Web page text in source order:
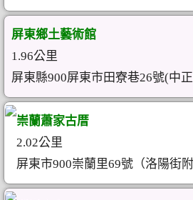
屏東鄉土藝術館
1.96公里
屏東縣900屏東市田寮巷26號(中
崇蘭蕭家古厝
2.02公里
屏東市900崇蘭里69號（洛陽街附